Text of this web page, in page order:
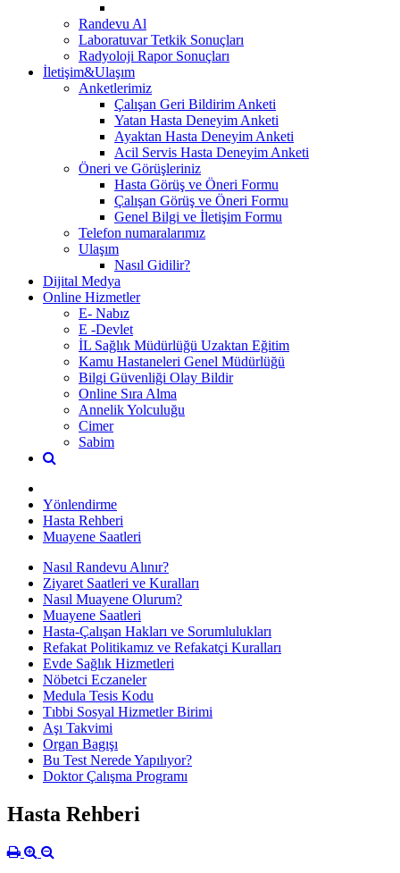
Randevu Al
Laboratuvar Tetkik Sonuçları
Radyoloji Rapor Sonuçları
İletişim&Ulaşım
Anketlerimiz
Çalışan Geri Bildirim Anketi
Yatan Hasta Deneyim Anketi
Ayaktan Hasta Deneyim Anketi
Acil Servis Hasta Deneyim Anketi
Öneri ve Görüşleriniz
Hasta Görüş ve Öneri Formu
Çalışan Görüş ve Öneri Formu
Genel Bilgi ve İletişim Formu
Telefon numaralarımız
Ulaşım
Nasıl Gidilir?
Dijital Medya
Online Hizmetler
E- Nabız
E -Devlet
İL Sağlık Müdürlüğü Uzaktan Eğitim
Kamu Hastaneleri Genel Müdürlüğü
Bilgi Güvenliği Olay Bildir
Online Sıra Alma
Annelik Yolculuğu
Cimer
Sabim
Yönlendirme
Hasta Rehberi
Muayene Saatleri
Nasıl Randevu Alınır?
Ziyaret Saatleri ve Kuralları
Nasıl Muayene Olurum?
Muayene Saatleri
Hasta-Çalışan Hakları ve Sorumlulukları
Refakat Politikamız ve Refakatçi Kuralları
Evde Sağlık Hizmetleri
Nöbetci Eczaneler
Medula Tesis Kodu
Tıbbi Sosyal Hizmetler Birimi
Aşı Takvimi
Organ Bagışı
Bu Test Nerede Yapılıyor?
Doktor Çalışma Programı
Hasta Rehberi